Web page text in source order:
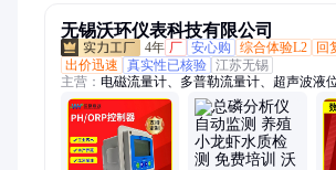
无锡沃环仪表科技有限公司
4年 厂 安心购 综合体验L2
回
出价迅速
真实性已核验 江苏无锡
主营： 电磁流量计、多普勒流量计、超声波液
达流量计、雷达液位计、超声波明渠流量计